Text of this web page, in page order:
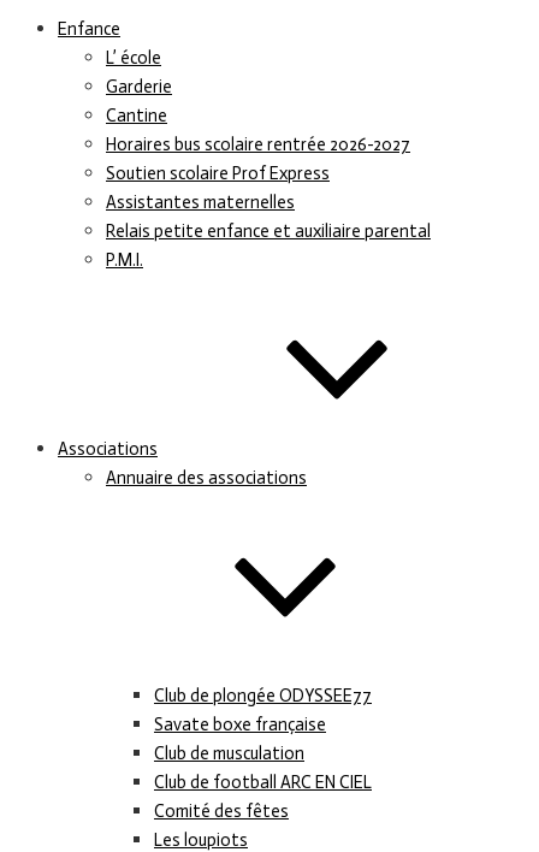
Enfance
L’ école
Garderie
Cantine
Horaires bus scolaire rentrée 2026-2027
Soutien scolaire Prof Express
Assistantes maternelles
Relais petite enfance et auxiliaire parental
P.M.I.
Associations
Annuaire des associations
Club de plongée ODYSSEE77
Savate boxe française
Club de musculation
Club de football ARC EN CIEL
Comité des fêtes
Les loupiots